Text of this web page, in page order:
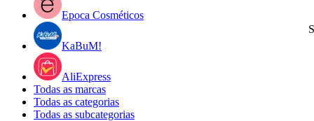
Epoca Cosméticos
KaBuM!
AliExpress
Todas as marcas
Todas as categorias
Todas as subcategorias